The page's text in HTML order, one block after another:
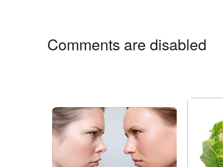
Comments are disabled